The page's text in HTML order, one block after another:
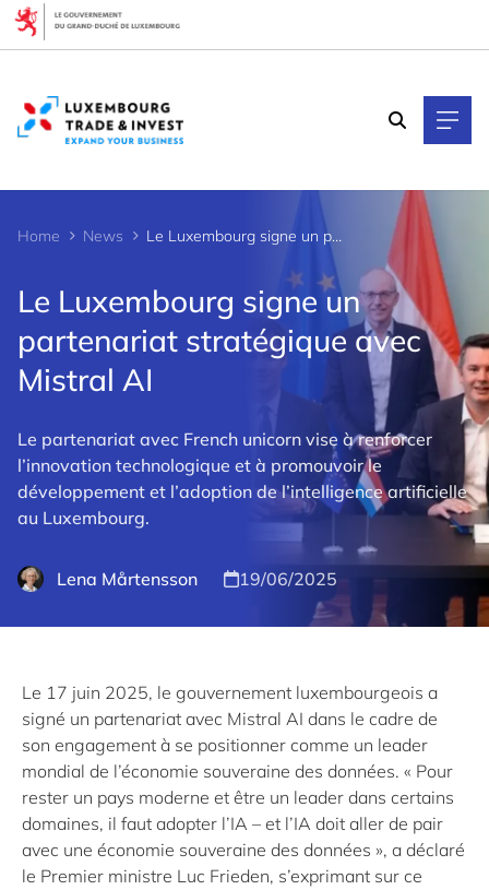
Home News Le Luxembourg signe un partenariat stratégique avec Mistral AI
Le Luxembourg signe un
partenariat stratégique avec
Mistral AI
Le partenariat avec French unicorn vise à renforcer
l’innovation technologique et à promouvoir le
développement et l’adoption de l’intelligence artificielle
au Luxembourg.
Lena Mårtensson 19/06/2025
Le 17 juin 2025, le gouvernement luxembourgeois a
signé un partenariat avec Mistral AI dans le cadre de
son engagement à se positionner comme un leader
mondial de l’économie souveraine des données. « Pour
rester un pays moderne et être un leader dans certains
domaines, il faut adopter l’IA – et l’IA doit aller de pair
avec une économie souveraine des données », a déclaré
le Premier ministre Luc Frieden, s’exprimant sur ce
Cookies management panel